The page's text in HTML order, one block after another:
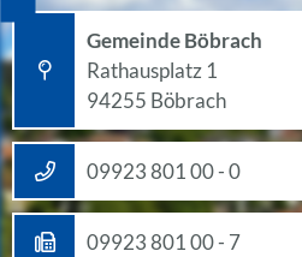
Gemeinde Böbrach
Rathausplatz 1
94255 Böbrach
09923 801 00 - 0
09923 801 00 - 7